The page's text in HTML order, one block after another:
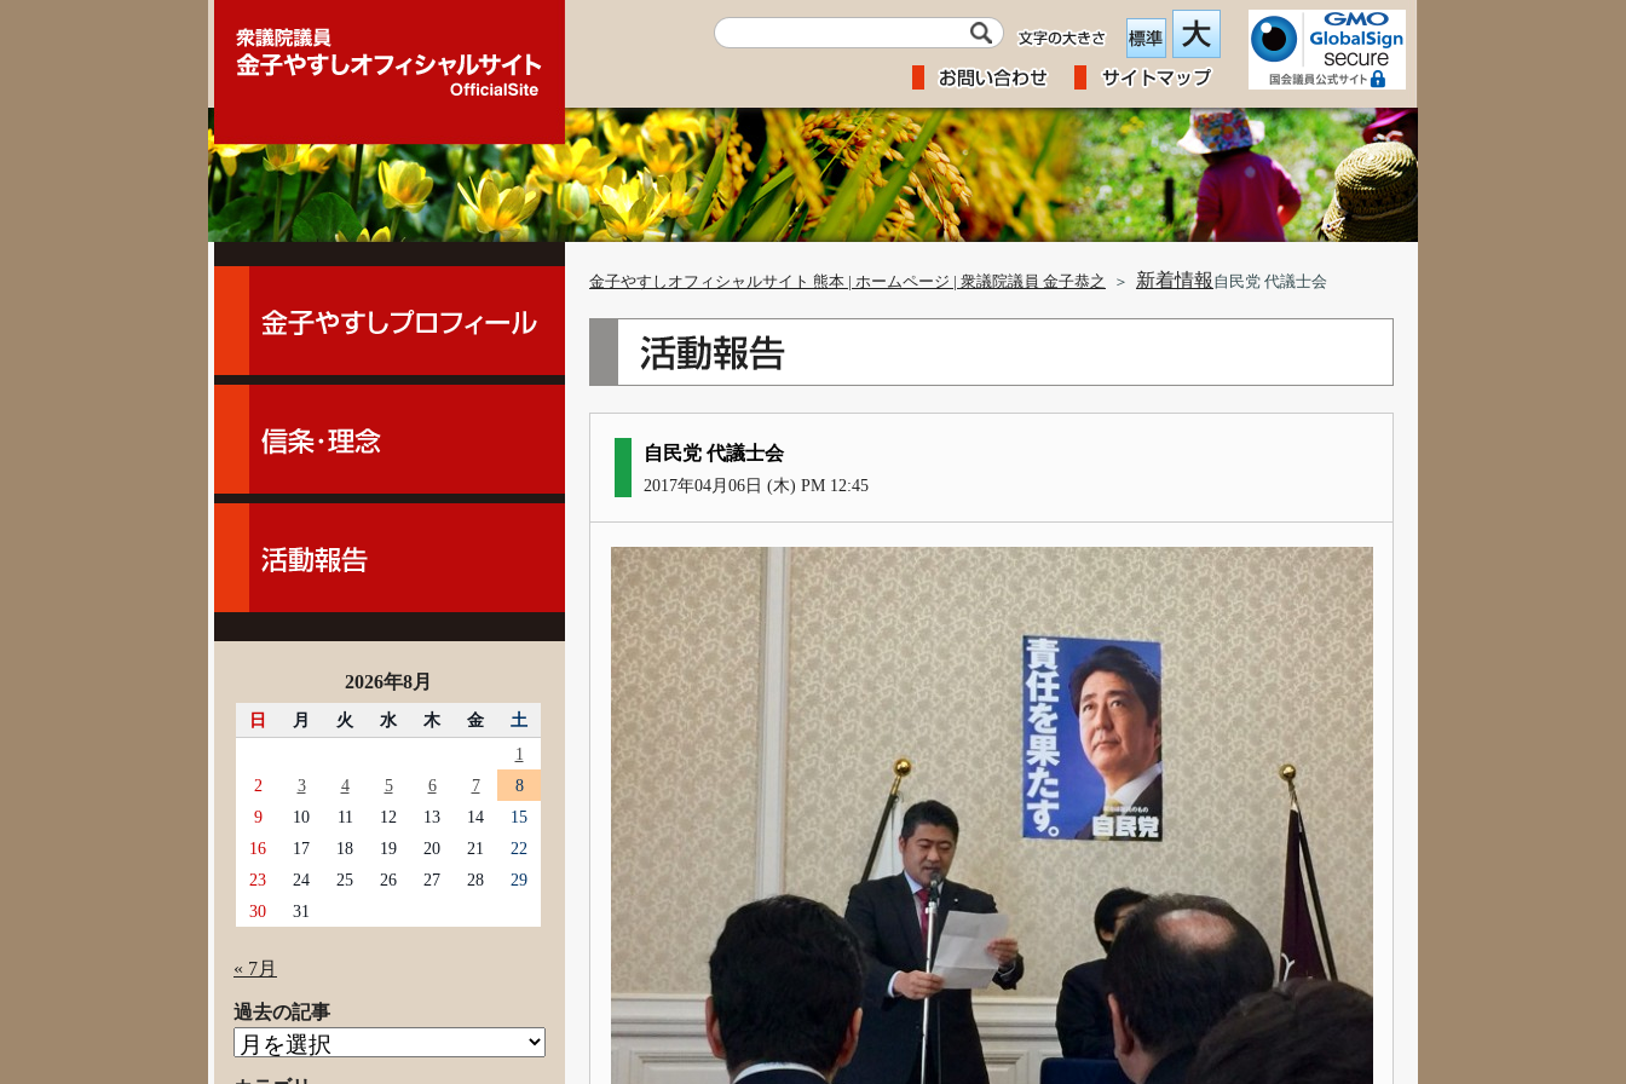
金子やすしオフィシャルサイト 熊本 | ホームページ | 衆議院議員 金子恭之 ＞ 新着情報 自民党 代議士会
自民党 代議士会
2017年04月06日 (木) PM 12:45
2026年8月
日 月 火 水 木 金
土
1
2
3 4 5 6 7
8
9
10 11 12 13 14
15
16
17 18 19 20 21
22
23
24 25 26 27 28
29
30
31
« 7月
過去の記事
過